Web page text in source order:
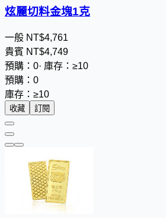
炫麗切料金塊1克
一般 NT$4,761
貴賓 NT$4,749
預購：0· 庫存：≥10
預購：0
庫存：≥10
收藏 訂閱